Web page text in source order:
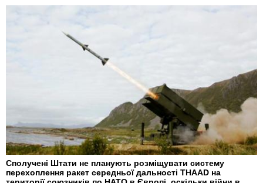
Сполучені Штати не планують розміщувати систему
перехоплення ракет середньої дальності THAAD на